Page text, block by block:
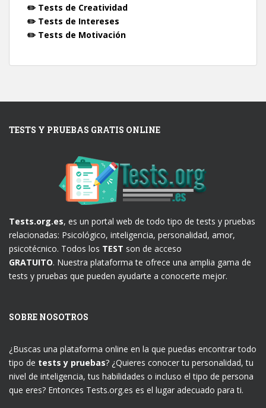
✏️ Tests de Creatividad
✏️ Tests de Intereses
✏️ Tests de Motivación
TESTS Y PRUEBAS GRATIS ONLINE
Tests.org.es, es un portal web de todo tipo de tests y pruebas
relacionadas: Psicológico, inteligencia, personalidad, amor,
psicotécnico. Todos los TEST son de acceso
GRATUITO. Nuestra plataforma te ofrece una amplia gama de
tests y pruebas que pueden ayudarte a conocerte mejor.
SOBRE NOSOTROS
¿Buscas una plataforma online en la que puedas encontrar todo
tipo de tests y pruebas? ¿Quieres conocer tu personalidad, tu
nivel de inteligencia, tus habilidades o incluso el tipo de persona
que eres? Entonces Tests.org.es es el lugar adecuado para ti.